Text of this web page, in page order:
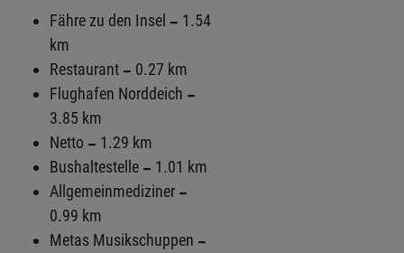
Fähre zu den Insel
1.54
km
Restaurant
0.27 km
Flughafen Norddeich
3.85 km
Netto
1.29 km
Bushaltestelle
1.01 km
Allgemeinmediziner
0.99 km
Metas Musikschuppen